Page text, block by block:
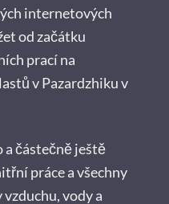
internetových
od začátku
prací na
v Pazardzhiku v
a částečně ještě
práce a všechny
vody a